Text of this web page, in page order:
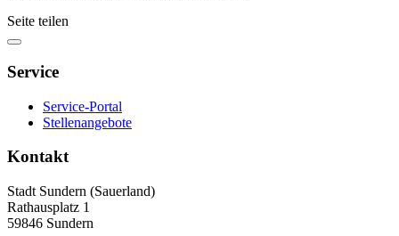
Seite teilen
Service
Service-Portal
Stellenangebote
Kontakt
Stadt Sundern (Sauerland)
Rathausplatz 1
59846 Sundern